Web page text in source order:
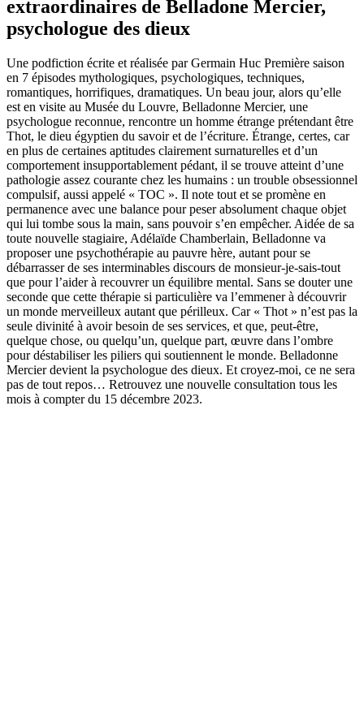
extraordinaires de Belladone Mercier,
psychologue des dieux
Une podfiction écrite et réalisée par Germain Huc Première saison
en 7 épisodes mythologiques, psychologiques, techniques,
romantiques, horrifiques, dramatiques. Un beau jour, alors qu’elle
est en visite au Musée du Louvre, Belladonne Mercier, une
psychologue reconnue, rencontre un homme étrange prétendant être
Thot, le dieu égyptien du savoir et de l’écriture. Étrange, certes, car
en plus de certaines aptitudes clairement surnaturelles et d’un
comportement insupportablement pédant, il se trouve atteint d’une
pathologie assez courante chez les humains : un trouble obsessionnel
compulsif, aussi appelé « TOC ». Il note tout et se promène en
permanence avec une balance pour peser absolument chaque objet
qui lui tombe sous la main, sans pouvoir s’en empêcher. Aidée de sa
toute nouvelle stagiaire, Adélaïde Chamberlain, Belladonne va
proposer une psychothérapie au pauvre hère, autant pour se
débarrasser de ses interminables discours de monsieur-je-sais-tout
que pour l’aider à recouvrer un équilibre mental. Sans se douter une
seconde que cette thérapie si particulière va l’emmener à découvrir
un monde merveilleux autant que périlleux. Car « Thot » n’est pas la
seule divinité à avoir besoin de ses services, et que, peut-être,
quelque chose, ou quelqu’un, quelque part, œuvre dans l’ombre
pour déstabiliser les piliers qui soutiennent le monde. Belladonne
Mercier devient la psychologue des dieux. Et croyez-moi, ce ne sera
pas de tout repos… Retrouvez une nouvelle consultation tous les
mois à compter du 15 décembre 2023.